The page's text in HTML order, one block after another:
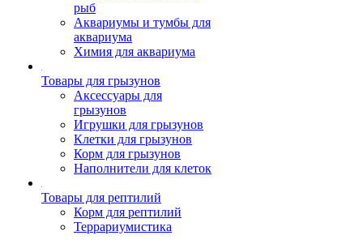
рыб
Аквариумы и тумбы для
аквариума
Химия для аквариума
Товары для грызунов
Аксессуары для
грызунов
Игрушки для грызунов
Клетки для грызунов
Корм для грызунов
Наполнители для клеток
Товары для рептилий
Корм для рептилий
Террариумистика